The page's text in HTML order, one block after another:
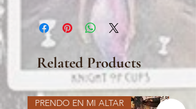
Related Products
PRENDO EN MI ALTAR